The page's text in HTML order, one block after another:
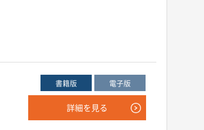
書籍版 電子版
詳細を見る